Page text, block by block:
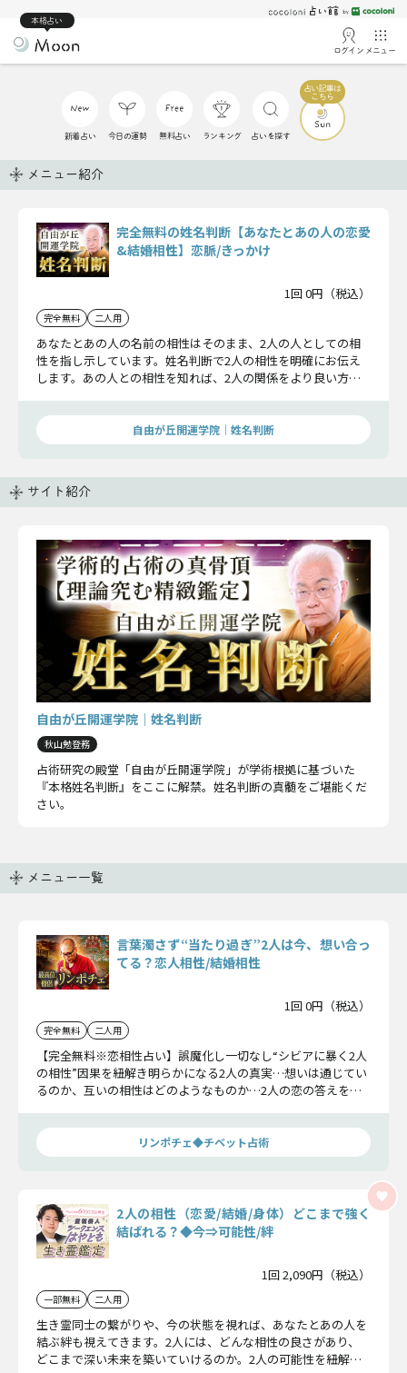
本格占い
ログイン メニュー
新着占い 今日の運勢 無料占い ランキング 占いを探す
メニュー紹介
完全無料の姓名判断【あなたとあの人の恋愛
&結婚相性】恋脈/きっかけ
1回 0円（税込）
完全無料 二人用
あなたとあの人の名前の相性はそのまま、2人の人としての相
性を指し示しています。姓名判断で2人の相性を明確にお伝え
します。あの人との相性を知れば、2人の関係をより良い方へ
自由が丘開運学院│姓名判断
サイト紹介
自由が丘開運学院│姓名判断
秋山勉登務
占術研究の殿堂「自由が丘開運学院」が学術根拠に基づいた
『本格姓名判断』をここに解禁。姓名判断の真髄をご堪能くだ
さい。
メニュー一覧
言葉濁さず“当たり過ぎ”2人は今、想い合っ
てる？恋人相性/結婚相性
1回 0円（税込）
完全無料 二人用
【完全無料※恋相性占い】誤魔化し一切なし“シビアに暴く2人
の相性”因果を紐解き明らかになる2人の真実…想いは通じてい
るのか、互いの相性はどのようなものか…2人の恋の答えをお
リンポチェ◆チベット占術
2人の相性（恋愛/結婚/身体）どこまで強く
結ばれる？◆今⇒可能性/絆
1回 2,090円（税込）
一部無料 二人用
生き霊同士の繋がりや、今の状態を視れば、あなたとあの人を
結ぶ絆も視えてきます。2人には、どんな相性の良さがあり、
どこまで深い未来を築いていけるのか。2人の可能性を紐解き